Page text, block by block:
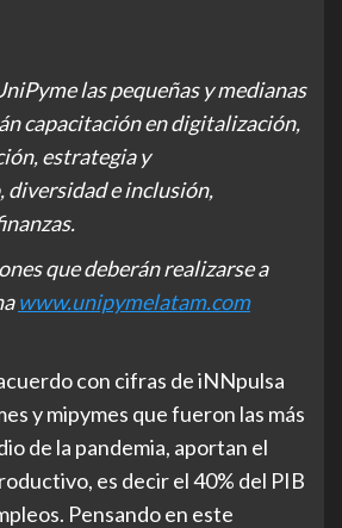
las pequeñas y medianas
capacitación en digitalización,
estrategia y
e inclusión,
que deberán realizarse a
www.unipymelatam.com
con cifras de iNNpulsa
y mipymes que fueron las más
de la pandemia, aportan el
es decir el 40% del PIB
Pensando en este